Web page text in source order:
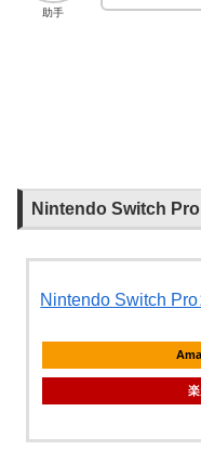
助手
Nintendo Switch
Nintendo Switch